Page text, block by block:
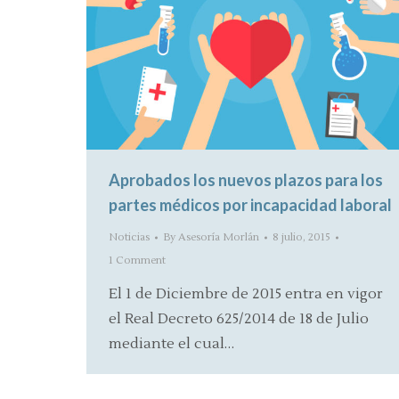
Aprobados los nuevos plazos para los
partes médicos por incapacidad laboral
Noticias By Asesoría Morlán
8 julio, 2015
1 Comment
El 1 de Diciembre de 2015 entra en vigor
el Real Decreto 625/2014 de 18 de Julio
mediante el cual…